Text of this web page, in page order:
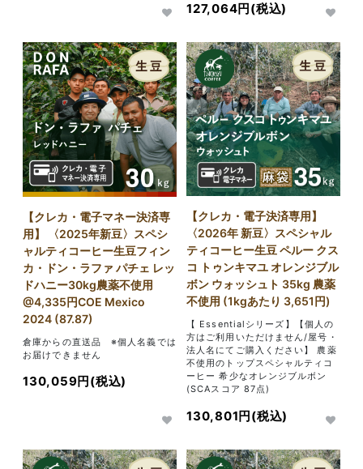
127,064円(税込)
【クレカ・電子マネー決済専
用】 〈2025年新豆〉スペシ
ャルティコーヒー生豆フィン
カ・ドン・ラファ パチェ レッ
ドハニー30kg農薬不使用
@4,335円COE Mexico
2024 (87.87)
倉庫からの直送品 ※個人名義では
お届けできません
130,059円(税込)
【クレカ・電子決済専用】
〈2026年 新豆〉スペシャル
ティコーヒー生豆 ペルー クス
コ トゥンキマユ オレンジブル
ボン ウォッシュト 35kg 農薬
不使用 (1kgあたり 3,651円)
【 Essentialシリーズ】【個人の
方はご利用いただけません/屋号・
法人名にてご購入ください】 農薬
不使用のトップスペシャルティコ
ーヒー 希少なオレンジブルボン
(SCAスコア 87点)
130,801円(税込)